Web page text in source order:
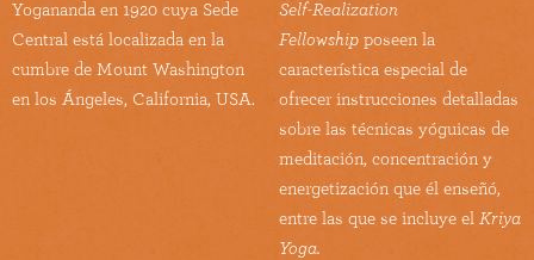
Yogananda en 1920 cuya Sede
Central está localizada en la
cumbre de Mount Washington
en los Ángeles, California, USA.
Self-Realization
Fellowship poseen la
característica especial de
ofrecer instrucciones detalladas
sobre las técnicas yóguicas de
meditación, concentración y
energetización que él enseñó,
entre las que se incluye el Kriya
Yoga.